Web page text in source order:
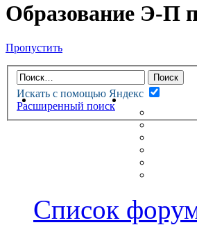
Образование Э-П
Пропустить
Искать с помощью Яндекс
Расширенный поиск
НОВАЯ ТЕОРИЯФОРУМ
Список